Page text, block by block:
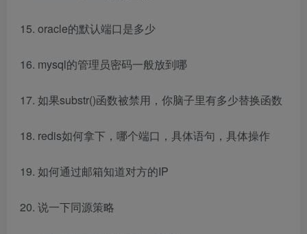
oracle的默认端口是多少
mysql的管理员密码一般放到哪
如果substr()函数被禁用，你脑子里有多少替换函数
redis如何拿下，哪个端口，具体语句，具体操作
如何通过邮箱知道对方的IP
说一下同源策略